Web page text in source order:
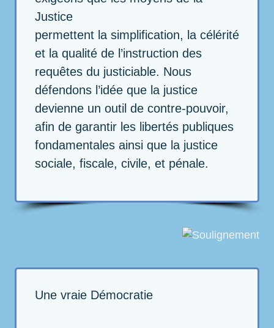
Justice
permettent la simplification, la célérité
et la qualité de l’instruction des
requêtes du justiciable. Nous
défendons l’idée que la justice
devienne un outil de contre-pouvoir,
afin de garantir les libertés publiques
fondamentales ainsi que la justice
sociale, fiscale, civile, et pénale.
Une vraie Démocratie